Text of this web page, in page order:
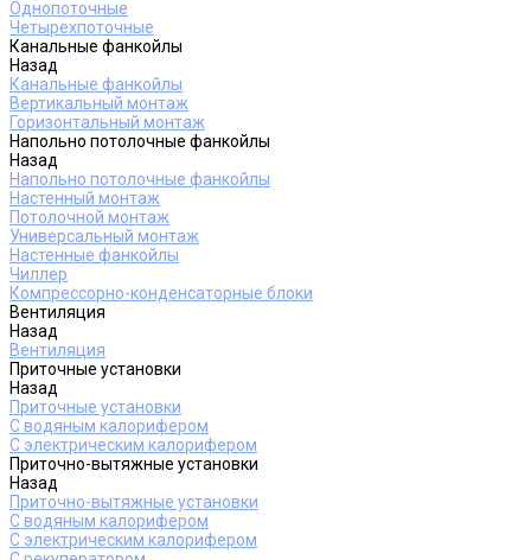
Однопоточные
Четырехпоточные
Канальные фанкойлы
Назад
Канальные фанкойлы
Вертикальный монтаж
Горизонтальный монтаж
Напольно потолочные фанкойлы
Назад
Напольно потолочные фанкойлы
Настенный монтаж
Потолочной монтаж
Универсальный монтаж
Настенные фанкойлы
Чиллер
Компрессорно-конденсаторные блоки
Вентиляция
Назад
Вентиляция
Приточные установки
Назад
Приточные установки
С водяным калорифером
С электрическим калорифером
Приточно-вытяжные установки
Назад
Приточно-вытяжные установки
С водяным калорифером
С электрическим калорифером